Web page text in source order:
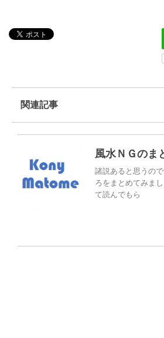
関連記事
風水ＮＧのま
諸説あると思うの
ろをまとめてみま
て読んでもら